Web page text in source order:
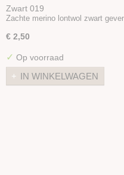
Zwart 019
Zachte merino lontwol zwart
€ 2,50
✓ Op voorraad
IN WINKELWAGEN